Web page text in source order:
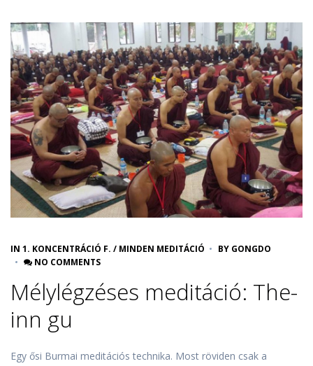
IN 1. KONCENTRÁCIÓ F. / MINDEN MEDITÁCIÓ BY GONGDO
NO COMMENTS
Mélylégzéses meditáció: The-
inn gu
Egy ősi Burmai meditációs technika. Most röviden csak a